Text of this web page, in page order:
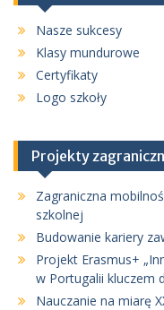
Nasze sukcesy
Klasy mundurowe
Certyfikaty
Logo szkoły
Projekty
Zagraniczna
szkolnej
Budowanie kariery
Projekt Erasmus+
w Portugalii kluczem
Nauczanie na miarę